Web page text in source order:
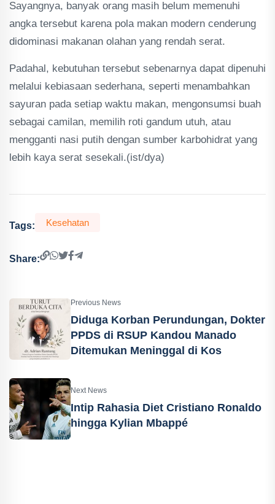
Sayangnya, banyak orang masih belum memenuhi
angka tersebut karena pola makan modern cenderung
didominasi makanan olahan yang rendah serat.
Padahal, kebutuhan tersebut sebenarnya dapat dipenuhi
melalui kebiasaan sederhana, seperti menambahkan
sayuran pada setiap waktu makan, mengonsumsi buah
sebagai camilan, memilih roti gandum utuh, atau
mengganti nasi putih dengan sumber karbohidrat yang
lebih kaya serat sesekali.(ist/dya)
Tags: Kesehatan
Share:
Previous News
Diduga Korban Perundungan, Dokter
PPDS di RSUP Kandou Manado
Ditemukan Meninggal di Kos
Next News
Intip Rahasia Diet Cristiano Ronaldo
hingga Kylian Mbappé